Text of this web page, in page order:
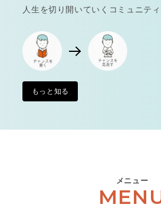
人生を切り開いていくコミュニティ
もっと知る
メニュー